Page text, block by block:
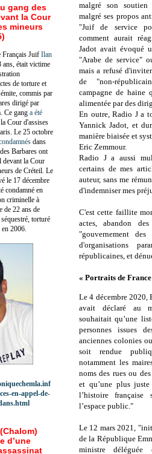
malgré son
malgré ses propos
"Juif de service
comment aurait
Jadot avait évoqué
"Arabe de service"
mais a refusé
de "non-
campagne de
alimentée par des
En outre, Radio J a
Yannick Jadot, et
manière biaisée et
Eric Zemmour.
Radio J a aussi
certains de mes
auteur, sans me
d'indemniser mes
C'est cette faillite
actes, abandon
"gouvernement
d'organisations
républicaines, et
« Portraits de
Le 4 décembre 2020,
avait déclaré au
souhaitait qu’une
personnes issues
anciennes colonies
soit rendue
notamment les
noms des rues ou
et qu’une plus juste
l’histoire
l’espace public."
Le 12 mars 2021,
de la République
ministre
gang des
la Cour
mineurs
Français Juif Ilan
ans, était victime
de torture et
commis par
dirigé par
Ce gang a été
Cour d'assises
Le 25 octobre
dans
Barbares ont
devant la Cour
de Créteil. Le
le 17 décembre
condamné en
criminelle à
de 22 ans de
torturé
2006.
en-appel-de-
d’une